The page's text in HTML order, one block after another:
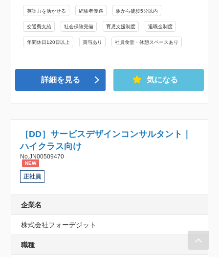
英語力を活かせる 経験者優遇 駅から徒歩5分以内
交通費支給 社会保険完備 育児支援制度 退職金制度
年間休日120日以上 賞与あり 社員食堂・休憩スペースあり
詳細を見る 気になる
［DD］サービスデザインコンサルタント｜
ハイクラス向け
No.JN00509470
NEW
正社員
企業名
株式会社フォーデジット
職種